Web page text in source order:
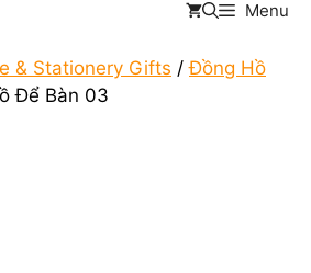
Menu
& Stationery Gifts /Đồng Hồ
Để Bàn 03